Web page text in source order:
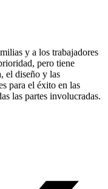
y a los trabajadores
pero tiene
el diseño y las
para el éxito en las
las partes involucradas.